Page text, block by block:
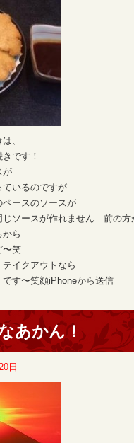
、
です！
が
いるのですが…
ースのソースが
ソースが作れません…前の方
ら
〜笑
イクアウトなら
です〜笑顔iPhoneから送信
あかん！
日